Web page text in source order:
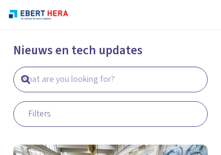
Nieuws en tech updates
Filters